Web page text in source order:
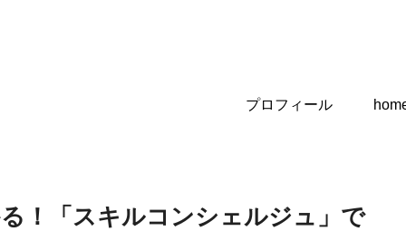
プロフィール
！「スキルコンシェルジュ」で